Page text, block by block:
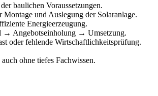
baulichen Voraussetzungen.
und Auslegung der Solaranlage.
Energieerzeugung.
→ Angebotseinholung → Umsetzung.
oder fehlende Wirtschaftlichkeitsprüfung.
ohne tiefes Fachwissen.